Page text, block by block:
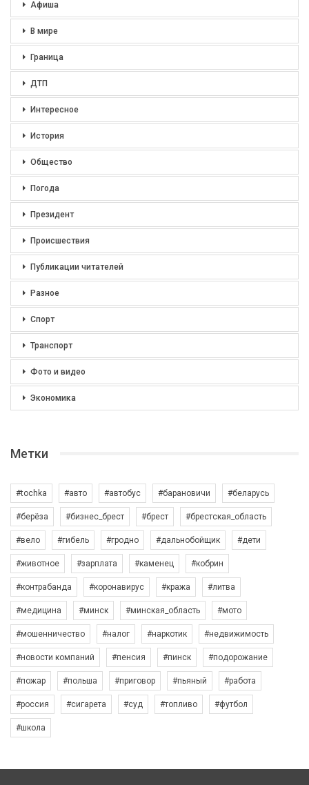
Афиша
В мире
Граница
ДТП
Интересное
История
Общество
Погода
Президент
Происшествия
Публикации читателей
Разное
Спорт
Транспорт
Фото и видео
Экономика
Метки
#tochka #авто #автобус #барановичи #беларусь
#берёза #бизнес_брест #брест #брестская_область
#вело #гибель #гродно #дальнобойщик #дети
#животное #зарплата #каменец #кобрин
#контрабанда #коронавирус #кража #литва
#медицина #минск #минская_область #мото
#мошенничество #налог #наркотик #недвижимость
#новости компаний #пенсия #пинск #подорожание
#пожар #польша #приговор #пьяный #работа
#россия #сигарета #суд #топливо #футбол
#школа